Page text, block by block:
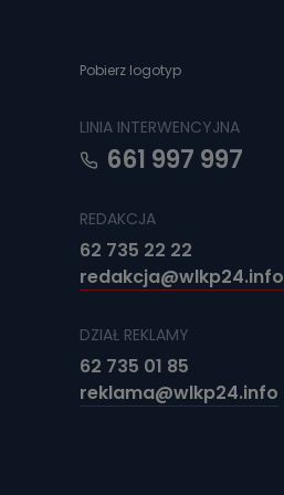
Pobierz logotyp
LINIA INTERWENCYJNA
661 997 997
REDAKCJA
62 735 22 22
redakcja@wlkp24.info
DZIAŁ REKLAMY
62 735 01 85
reklama@wlkp24.info